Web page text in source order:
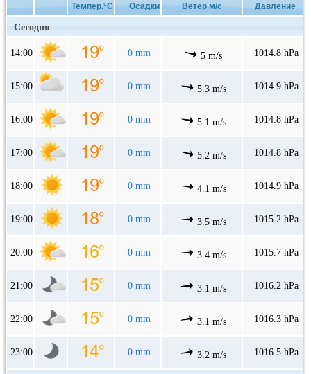
Темпер.°C Осадки Ветер м/с Давление
Сегодня
14:00 0 mm 5 m/s 1014.8 hPa
15:00 0 mm 5.3 m/s 1014.9 hPa
16:00 0 mm 5.1 m/s 1014.8 hPa
17:00 0 mm 5.2 m/s 1014.8 hPa
18:00 0 mm 4.1 m/s 1014.9 hPa
19:00 0 mm 3.5 m/s 1015.2 hPa
20:00 0 mm 3.4 m/s 1015.7 hPa
21:00 0 mm 3.1 m/s 1016.2 hPa
22:00 0 mm 3.1 m/s 1016.3 hPa
23:00 0 mm 3.2 m/s 1016.5 hPa